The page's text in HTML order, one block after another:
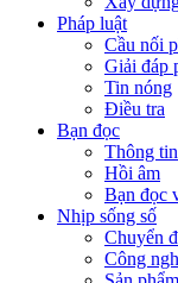
Pháp luật
Cầu nối
Giải đáp
Tin nóng
Điều tra
Bạn đọc
Thông
Hồi âm
Bạn đọc
Nhịp sống số
Chuyển
Công